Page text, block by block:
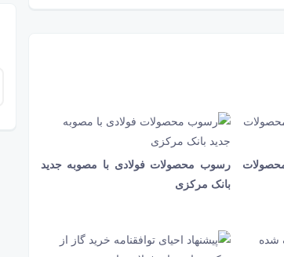
31 ثانیه
685
رسوب محصولات فولادی با مصوبه جدید
بانک مرکزی